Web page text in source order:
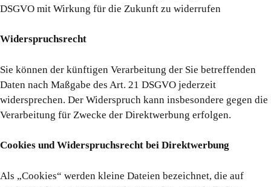
DSGVO mit Wirkung für die Zukunft zu widerrufen
Widerspruchsrecht
Sie können der künftigen Verarbeitung der Sie betreffenden
Daten nach Maßgabe des Art. 21 DSGVO jederzeit
widersprechen. Der Widerspruch kann insbesondere gegen die
Verarbeitung für Zwecke der Direktwerbung erfolgen.
Cookies und Widerspruchsrecht bei Direktwerbung
Als „Cookies“ werden kleine Dateien bezeichnet, die auf